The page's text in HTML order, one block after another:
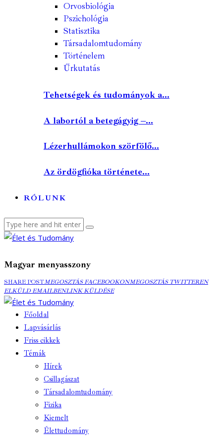
Orvosbiológia
Pszichológia
Statisztika
Társadalomtudomány
Történelem
Űrkutatás
Tehetségek és tudományok a...
A labortól a betegágyig –...
Lézerhullámokon szörfölő...
Az ördögfióka története...
RÓLUNK
Magyar menyasszony
SHARE POSTMEGOSZTÁS
FACEBOOKON
MEGOSZTÁS FACEBOOKONMEGOSZTÁS
MEGOSZTÁS TWITTEREN
ELKÜLD EMAILBENCOPY
TO
LINK KÜLDÉSE
Főoldal
Lapvásárlás
Friss cikkek
Témák
Hírek
Csillagászat
Társadalomtudomány
Fizika
Kiemelt
Élettudomány